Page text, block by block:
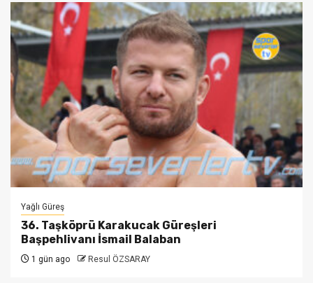
Yağlı Güreş
36. Taşköprü Karakucak Güreşleri
Başpehlivanı İsmail Balaban
1 gün ago Resul ÖZSARAY